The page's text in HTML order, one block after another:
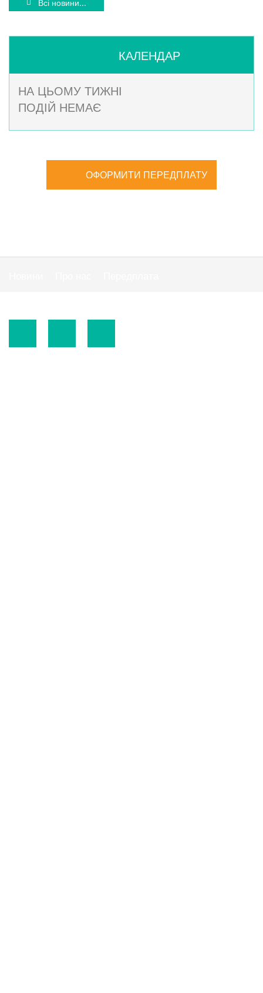
Всі новини...
КАЛЕНДАР
НА ЦЬОМУ ТИЖНІ
ПОДІЙ НЕМАЄ
ОФОРМИТИ ПЕРЕДПЛАТУ